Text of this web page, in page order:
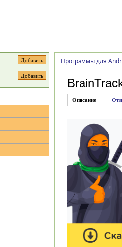
Программы для
Описание